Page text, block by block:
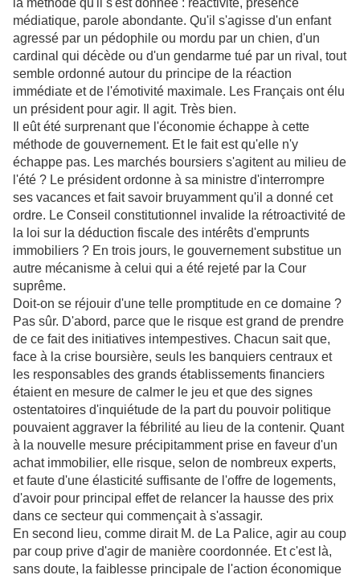
la méthode qu'il s'est donnée : réactivité, présence
médiatique, parole abondante. Qu'il s'agisse d'un enfant
agressé par un pédophile ou mordu par un chien, d'un
cardinal qui décède ou d'un gendarme tué par un rival, tout
semble ordonné autour du principe de la réaction
immédiate et de l'émotivité maximale. Les Français ont élu
un président pour agir. Il agit. Très bien.
Il eût été surprenant que l'économie échappe à cette
méthode de gouvernement. Et le fait est qu'elle n'y
échappe pas. Les marchés boursiers s'agitent au milieu de
l'été ? Le président ordonne à sa ministre d'interrompre
ses vacances et fait savoir bruyamment qu'il a donné cet
ordre. Le Conseil constitutionnel invalide la rétroactivité de
la loi sur la déduction fiscale des intérêts d'emprunts
immobiliers ? En trois jours, le gouvernement substitue un
autre mécanisme à celui qui a été rejeté par la Cour
suprême.
Doit-on se réjouir d'une telle promptitude en ce domaine ?
Pas sûr. D'abord, parce que le risque est grand de prendre
de ce fait des initiatives intempestives. Chacun sait que,
face à la crise boursière, seuls les banquiers centraux et
les responsables des grands établissements financiers
étaient en mesure de calmer le jeu et que des signes
ostentatoires d'inquiétude de la part du pouvoir politique
pouvaient aggraver la fébrilité au lieu de la contenir. Quant
à la nouvelle mesure précipitamment prise en faveur d'un
achat immobilier, elle risque, selon de nombreux experts,
et faute d'une élasticité suffisante de l'offre de logements,
d'avoir pour principal effet de relancer la hausse des prix
dans ce secteur qui commençait à s'assagir.
En second lieu, comme dirait M. de La Palice, agir au coup
par coup prive d'agir de manière coordonnée. Et c'est là,
sans doute, la faiblesse principale de l'action économique